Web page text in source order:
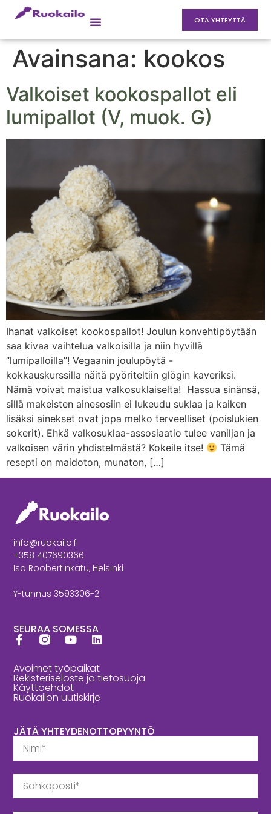
OTA YHTEYTTÄ
Avainsana: kookos
Valkoiset kookospallot eli
lumipallot (V, muok. G)
Ihanat valkoiset kookospallot! Joulun konvehtipöytään
saa kivaa vaihtelua valkoisilla ja niin hyvillä
”lumipalloilla”! Vegaanin joulupöytä -
kokkauskurssilla näitä pyöriteltiin glögin kaveriksi.
Nämä voivat maistua valkosuklaiselta! Hassua sinänsä,
sillä makeisten ainesosiin ei lukeudu suklaa ja kaiken
lisäksi ainekset ovat jopa melko terveelliset (poislukien
sokerit). Ehkä valkosuklaa-assosiaatio tulee vaniljan ja
valkoisen värin yhdistelmästä? Kokeile itse!
Tämä
resepti on maidoton, munaton, […]
info@ruokailo.fi
+358 407690366
Iso Roobertinkatu, Helsinki
Y-tunnus 3593306-2
SEURAA SOMESSA
Avoimet työpaikat
Rekisteriseloste ja tietosuoja
Käyttöehdot
Ruokailon uutiskirje
JÄTÄ YHTEYDENOTTOPYYNTÖ